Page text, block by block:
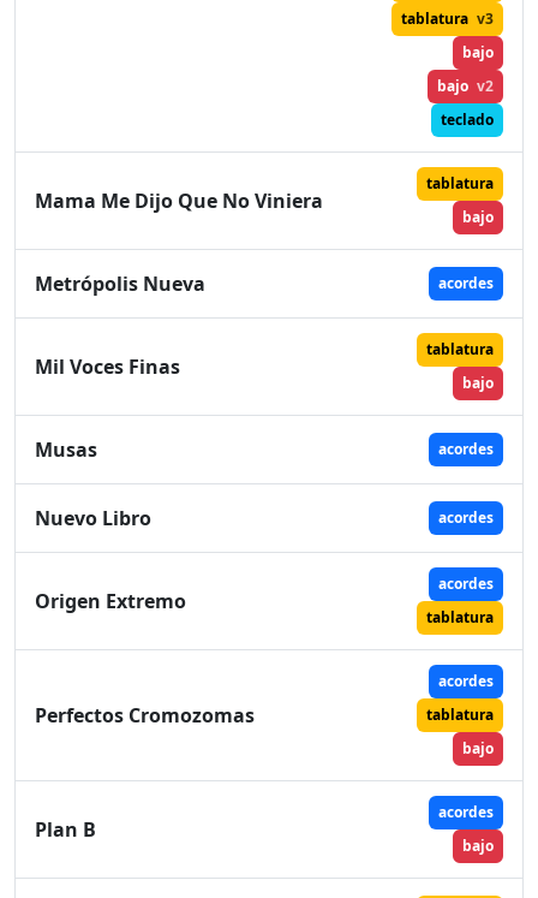
tablatura v3
bajo
bajo v2
teclado
Mama Me Dijo Que No Viniera
tablatura
bajo
Metrópolis Nueva acordes
Mil Voces Finas
tablatura
bajo
Musas acordes
Nuevo Libro acordes
Origen Extremo
acordes
tablatura
Perfectos Cromozomas
acordes
tablatura
bajo
Plan B
acordes
bajo